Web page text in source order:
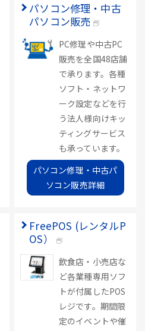
パソコン修理・中古
パソコン販売
PC修理や中古PC
販売を全国48店舗
で承ります。各種
ソフト・ネットワ
ーク設定などを行
う法人様向けキッ
ティングサービス
も承っています。
パソコン修理・中古パ
ソコン販売詳細
FreePOS (レンタルP
OS）
飲食店・小売店な
ど各業種専用ソフ
トが付属したPOS
レジです。期間限
定のイベントや催